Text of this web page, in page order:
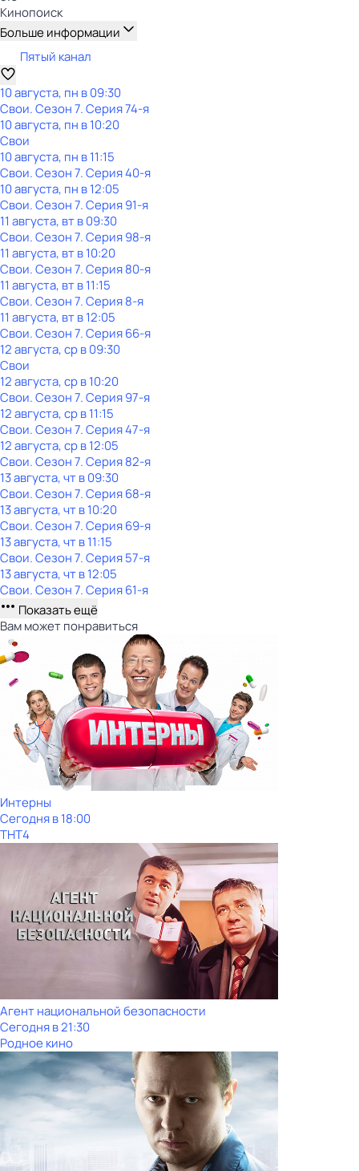
Кинопоиск
Больше информации
Пятый канал
10 августа, пн в 09:30
Свои. Сезон 7. Серия 74-я
10 августа, пн в 10:20
Свои
10 августа, пн в 11:15
Свои. Сезон 7. Серия 40-я
10 августа, пн в 12:05
Свои. Сезон 7. Серия 91-я
11 августа, вт в 09:30
Свои. Сезон 7. Серия 98-я
11 августа, вт в 10:20
Свои. Сезон 7. Серия 80-я
11 августа, вт в 11:15
Свои. Сезон 7. Серия 8-я
11 августа, вт в 12:05
Свои. Сезон 7. Серия 66-я
12 августа, ср в 09:30
Свои
12 августа, ср в 10:20
Свои. Сезон 7. Серия 97-я
12 августа, ср в 11:15
Свои. Сезон 7. Серия 47-я
12 августа, ср в 12:05
Свои. Сезон 7. Серия 82-я
13 августа, чт в 09:30
Свои. Сезон 7. Серия 68-я
13 августа, чт в 10:20
Свои. Сезон 7. Серия 69-я
13 августа, чт в 11:15
Свои. Сезон 7. Серия 57-я
13 августа, чт в 12:05
Свои. Сезон 7. Серия 61-я
Показать ещё
Вам может понравиться
Интерны
Сегодня в 18:00
ТНТ4
Агент национальной безопасности
Сегодня в 21:30
Родное кино